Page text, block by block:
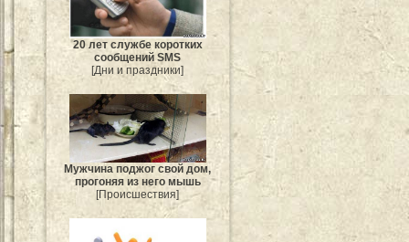
20 лет службе коротких
сообщений SMS
[Дни и праздники]
Мужчина поджог свой дом,
прогоняя из него мышь
[Происшествия]